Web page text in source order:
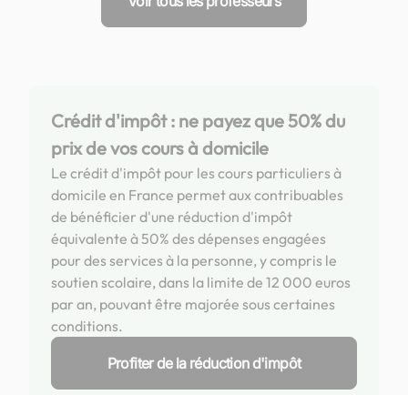
Crédit d'impôt : ne payez que 50% du
prix de vos cours à domicile
Le crédit d'impôt pour les cours particuliers à
domicile en France permet aux contribuables
de bénéficier d'une réduction d'impôt
équivalente à 50% des dépenses engagées
pour des services à la personne, y compris le
soutien scolaire, dans la limite de 12 000 euros
par an, pouvant être majorée sous certaines
conditions.
Profiter de la réduction d'impôt